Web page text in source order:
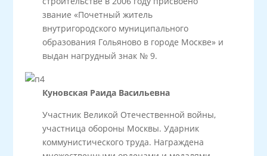
звание «Почетный житель
внутригородского муниципального
образования Гольяново в городе Москве» и
выдан нагрудный знак № 9.
Куновская Раида Васильевна
Участник Великой Отечественной войны,
участница обороны Москвы. Ударник
коммунистического труда. Награждена